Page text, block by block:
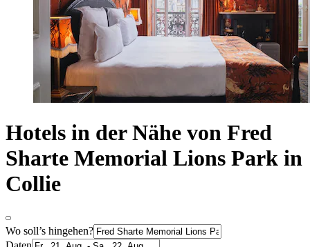
Hotels in der Nähe von Fred
Sharte Memorial Lions Park in
Collie
Wo soll’s hingehen?